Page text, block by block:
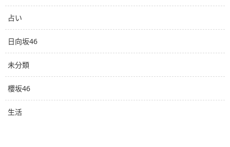
占い
日向坂46
未分類
櫻坂46
生活